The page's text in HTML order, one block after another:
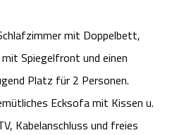
mit Doppelbett,
Spiegelfront und einen
Platz für 2 Personen.
Ecksofa mit Kissen u.
Kabelanschluss und freies